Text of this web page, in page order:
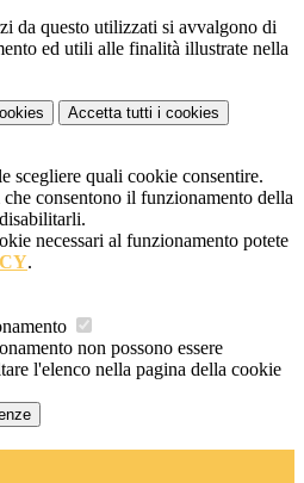
da questo utilizzati si avvalgono di
ed utili alle finalità illustrate nella
Accetta tutti i cookies
scegliere quali cookie consentire.
consentono il funzionamento della
necessari al funzionamento potete
.
non possono essere
l'elenco nella pagina della cookie